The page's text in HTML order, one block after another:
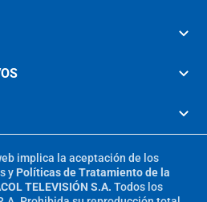
implica la aceptación de los
y Políticas de Tratamiento de la
TELEVISIÓN S.A. Todos los